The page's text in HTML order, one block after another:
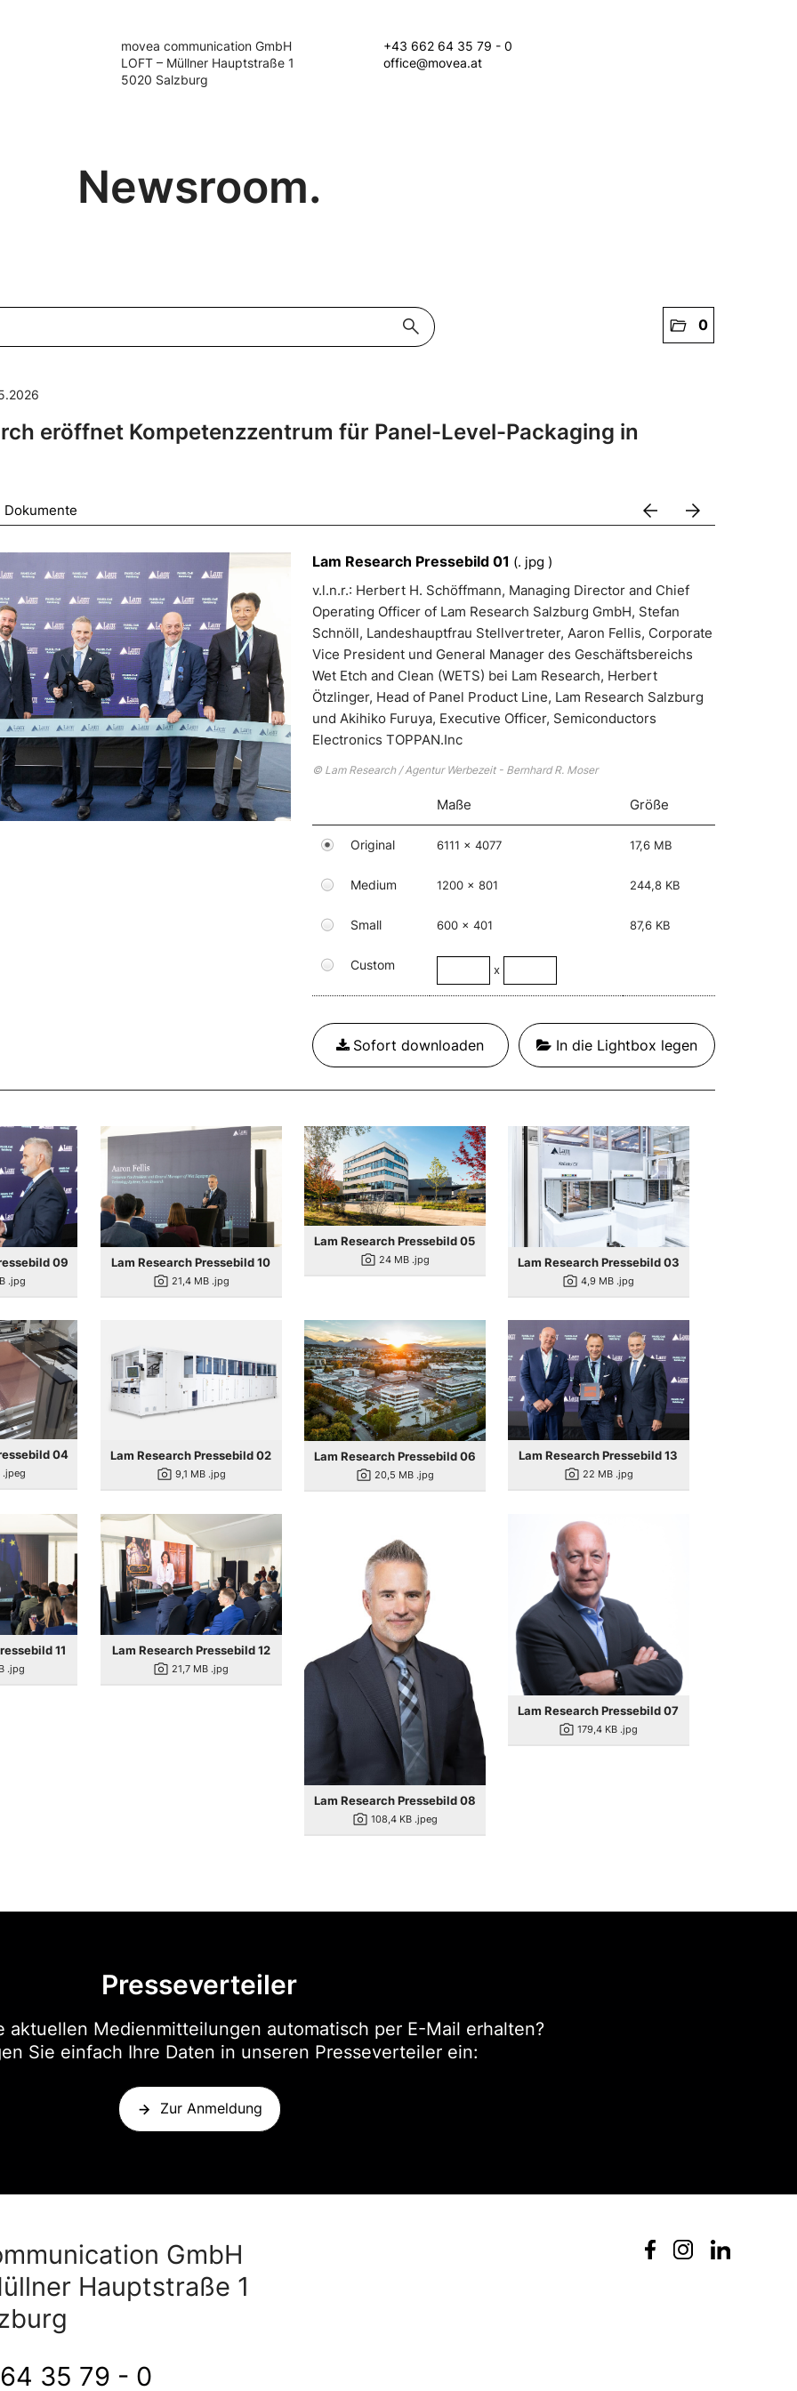
movea communication GmbH
LOFT – Müllner Hauptstraße 1
5020 Salzburg
+43 662 64 35 79 - 0
office@movea.at
Newsroom.
search folder_open 0
eröffnet Kompetenzzentrum für Panel-Level-Packaging in
Dokumente arrow_forward
arrow_back
Lam Research Pressebild 01 (. jpg )
v.l.n.r.: Herbert H. Schöffmann, Managing Director and Chief
Operating Officer of Lam Research Salzburg GmbH, Stefan
Schnöll, Landeshauptfrau Stellvertreter, Aaron Fellis, Corporate
Vice President und General Manager des Geschäftsbereichs
Wet Etch and Clean (WETS) bei Lam Research, Herbert
Ötzlinger, Head of Panel Product Line, Lam Research Salzburg
und Akihiko Furuya, Executive Officer, Semiconductors
Electronics TOPPAN.Inc
© Lam Research / Agentur Werbezeit - Bernhard R. Moser
Maße Größe
Original 6111 x 4077 17,6 MB
Medium 1200 x 801 244,8 KB
Small 600 x 401 87,6 KB
Custom x
Sofort downloaden In die Lightbox legen
09
.jpg
Lam Research Pressebild 10
photo_camera 21,4 MB .jpg
Lam Research Pressebild 05
photo_camera 24 MB .jpg Lam Research Pressebild 03
photo_camera 4,9 MB .jpg
04
.jpeg
Lam Research Pressebild 02
photo_camera 9,1 MB .jpg
Lam Research Pressebild 06
photo_camera 20,5 MB .jpg
Lam Research Pressebild 13
photo_camera 22 MB .jpg
11
.jpg
Lam Research Pressebild 12
photo_camera 21,7 MB .jpg
Lam Research Pressebild 08
photo_camera 108,4 KB .jpeg
Lam Research Pressebild 07
photo_camera 179,4 KB .jpg
Presseverteiler
aktuellen Medienmitteilungen automatisch per E-Mail erhalten?
Sie einfach Ihre Daten in unseren Presseverteiler ein:
Zur Anmeldung
GmbH
Hauptstraße 1
35 79 - 0